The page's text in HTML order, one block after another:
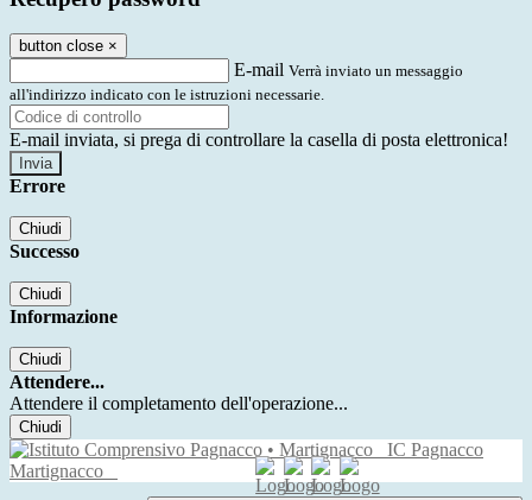
button close ×
E-mail Verrà inviato un messaggio
all'indirizzo indicato con le istruzioni necessarie.
E-mail inviata, si prega di controllare la casella di posta elettronica!
Errore
Chiudi
Successo
Chiudi
Informazione
Chiudi
Attendere...
Attendere il completamento dell'operazione...
Chiudi
IC Pagnacco
Martignacco